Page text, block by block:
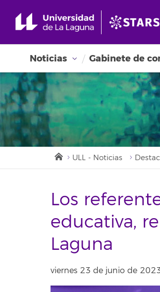
Noticias Gabinete de
ULL - Noticias
Los
educativa,
Laguna
viernes 23 de junio de